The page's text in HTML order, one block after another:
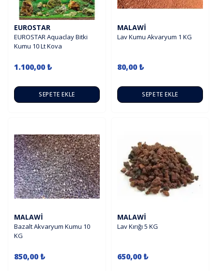
EUROSTAR
EUROSTAR Aquaclay Bitki
Kumu 10 Lt Kova
1.100,00 ₺
SEPETE EKLE
MALAWI
Lav Kumu Akvaryum 1 KG
80,00 ₺
SEPETE EKLE
MALAWI
Bazalt Akvaryum Kumu 10
KG
850,00 ₺
MALAWI
Lav Kırığı 5 KG
650,00 ₺